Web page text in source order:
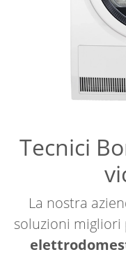
Tecnici
La nostra
soluzioni migliori